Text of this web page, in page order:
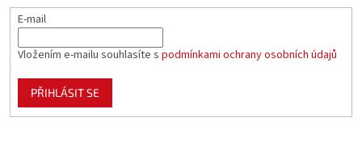
E-mail
Vložením e-mailu souhlasíte s podmínkami ochrany osobních údajů
PŘIHLÁSIT SE